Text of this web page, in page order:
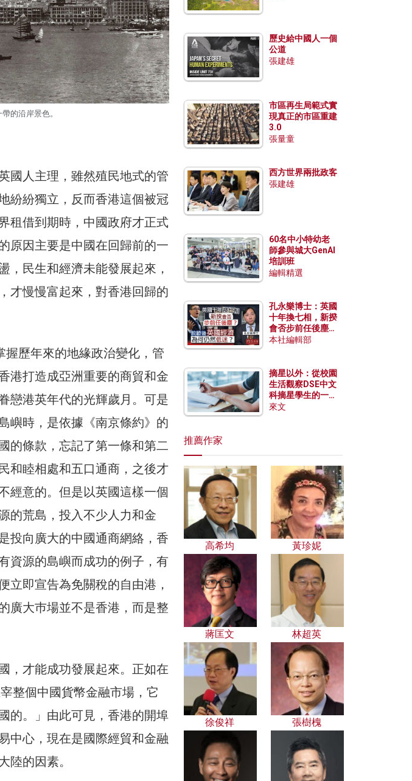
的沿岸景色。
國人主理，雖然殖民地式的管
紛紛獨立，反而香港這個被冠
租借到期時，中國政府才正式
原因主要是中國在回歸前的一
，民生和經濟未能發展起來，
才慢慢富起來，對香港回歸的
歷年來的地緣政治變化，管
港打造成亞洲重要的商貿和金
戀港英年代的光輝歲月。可是
嶼時，是依據《南京條約》的
的條款，忘記了第一條和第二
和睦相處和五口通商，之後才
經意的。但是以英國這樣一個
的荒島，投入不少人力和金
投向廣大的中國通商網絡，香
資源的島嶼而成功的例子，有
立即宣告為免關稅的自由港，
廣大巿場並不是香港，而是整
，才能成功發展起來。正如在
整個中國貨幣金融市場，它
的。」由此可見，香港的開埠
中心，現在是國際經貿和金融
陸的因素。
歷史給中國人一個
公道
張建雄
市區再生局範式實
現真正的市區重建
3.0
張量童
西方世界兩批政客
張建雄
60名中小特幼老
師參與城大GenAI
培訓班
編輯精選
孔永樂博士：英國
十年換七相，新揆
會否步前任後塵？
脫歐後英國經濟為
本社編輯部
摘星以外：從校園
生活觀察DSE中文
科摘星學生的一點
特質
來文
推薦作家
高希均 黃珍妮
蔣匡文 林超英
徐俊祥 張樹槐